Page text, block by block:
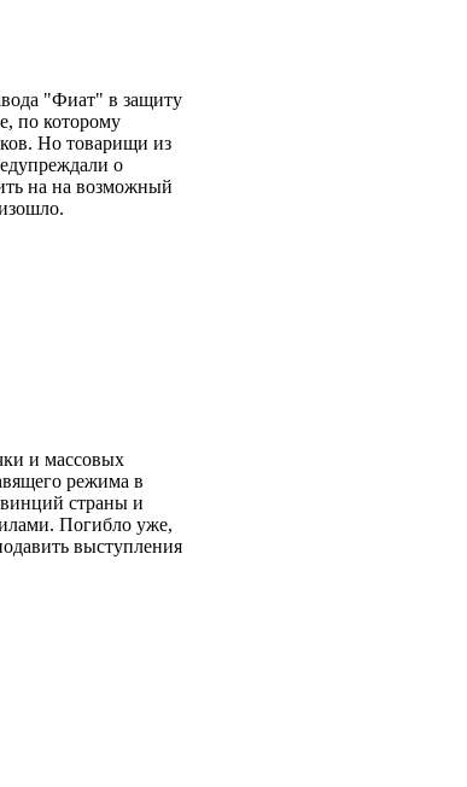
"Фиат" в защиту
по которому
Но товарищи из
о
на на возможный
и массовых
режима в
страны и
Погибло уже,
выступления